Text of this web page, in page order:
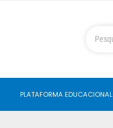
PLATAFORMA EDUCACIONAL